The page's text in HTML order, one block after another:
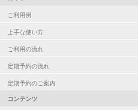
ご利用例
上手な使い方
ご利用の流れ
定期予約の流れ
定期予約のご案内
コンテンツ